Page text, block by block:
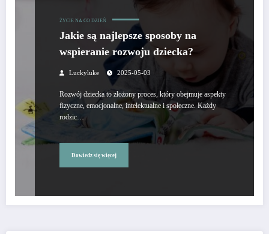
ŻYCIE NA CO DZIEŃ
Jakie są najlepsze sposoby na
wspieranie rozwoju dziecka?
Luckyluke 2025-05-03
Rozwój dziecka to złożony proces, który obejmuje aspekty
fizyczne, emocjonalne, intelektualne i społeczne. Każdy
rodzic…
Dowiedz się więcej